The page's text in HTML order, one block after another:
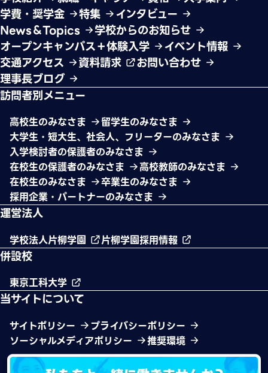
学費・奨学金
特集
インタビュー
News＆Topics
学校からのお知らせ
オープンキャンパス＋体験入学
イベント情報
交通アクセス
資料請求
お問い合わせ
理事長ブログ
訪問者別メニュー
高校生のみなさま
留学生のみなさま
大学生・短大生、社会人、フリーターのみなさま
入学検討者の保護者のみなさま
在校生の保護者のみなさま
高校教師のみなさま
在校生のみなさま
卒業生のみなさま
採用企業・パートナーのみなさま
運営法人
学校法人片柳学園 片柳学園採用情報
併設校
東京工科大学
当サイトについて
サイトポリシー
プライバシーポリシー
ソーシャルメディアポリシー
推奨環境